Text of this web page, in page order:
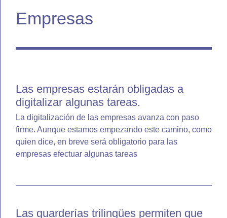
Empresas
Las empresas estarán obligadas a
digitalizar algunas tareas.
La digitalización de las empresas avanza con paso
firme. Aunque estamos empezando este camino, como
quien dice, en breve será obligatorio para las
empresas efectuar algunas tareas
Las guarderías trilingües permiten que